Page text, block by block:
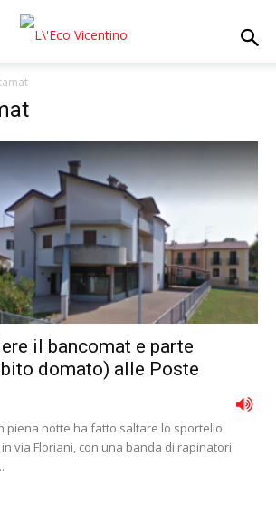
il bancomat e parte
domato) alle Poste
piena notte ha fatto saltare lo sportello
via Floriani, con una banda di rapinatori